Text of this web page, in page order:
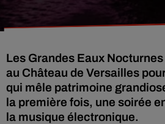
Les Grandes Eaux
au Château de Versailles
qui mêle patrimoine
la première fois, une soirée
la musique électronique.